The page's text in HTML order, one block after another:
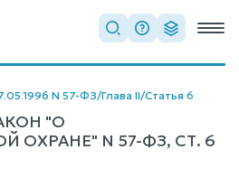
N 57-ФЗ/Глава II/Статья 6
"О
ОХРАНЕ" N 57-ФЗ, СТ. 6